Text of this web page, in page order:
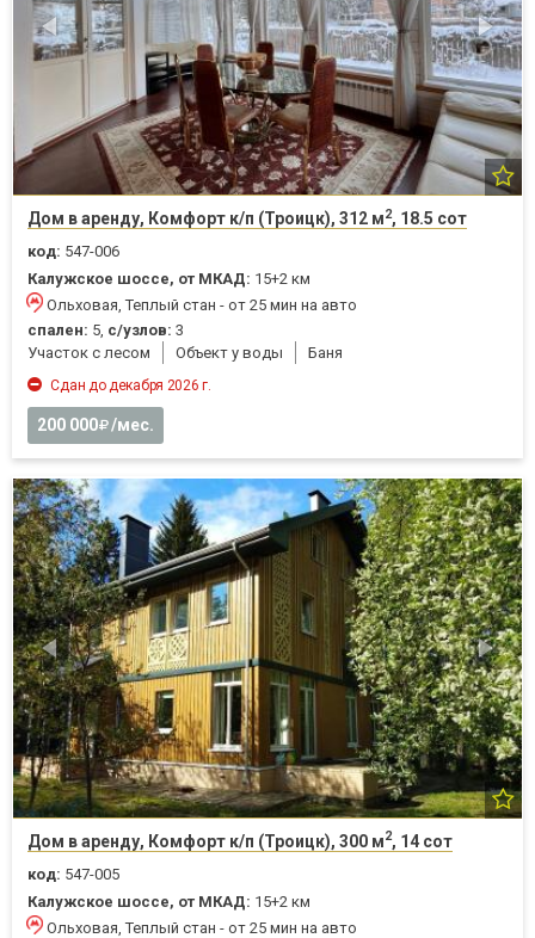
Дом в аренду, Комфорт к/п (Троицк), 312 м2, 18.5 сот
код: 547-006
Калужское шоссе, от МКАД: 15+2 км
Ольховая, Теплый стан - от 25 мин на авто
спален: 5, с/узлов: 3
Участок с лесом
Объект у воды Баня
Сдан до декабря 2026 г.
200 000 /мес.
Дом в аренду, Комфорт к/п (Троицк), 300 м2, 14 сот
код: 547-005
Калужское шоссе, от МКАД: 15+2 км
Ольховая, Теплый стан - от 25 мин на авто